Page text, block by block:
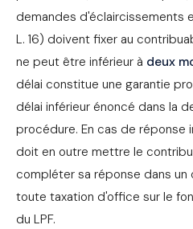
demandes d'éclaircissements
L. 16) doivent fixer au
ne peut être inférieur à deux
délai constitue une garantie
délai inférieur énoncé dans la
procédure. En cas de réponse
doit en outre mettre le
compléter sa réponse dans
toute taxation d'office sur le
du LPF.